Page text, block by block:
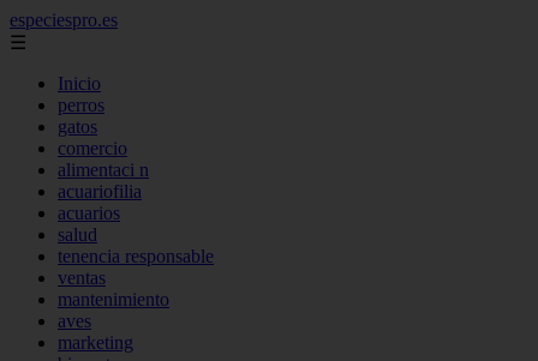
especiespro.es
☰
Inicio
perros
gatos
comercio
alimentaci n
acuariofilia
acuarios
salud
tenencia responsable
ventas
mantenimiento
aves
marketing